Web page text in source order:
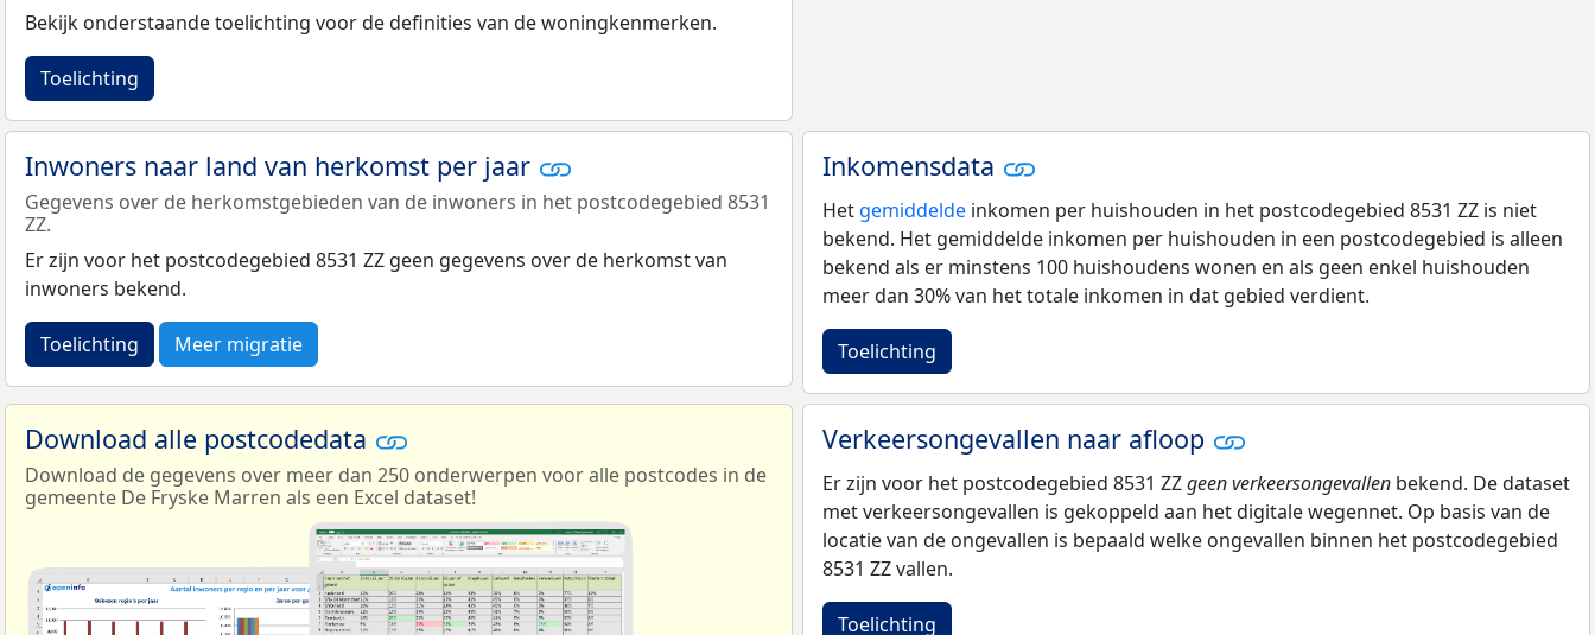
Bekijk onderstaande toelichting voor de definities van de woningkenmerken.
Toelichting
Inwoners naar land van herkomst per jaar
Gegevens over de herkomstgebieden van de inwoners in het postcodegebied 8531
ZZ.
Er zijn voor het postcodegebied 8531 ZZ geen gegevens over de herkomst van
inwoners bekend.
Toelichting Meer migratie
Inkomensdata
Het gemiddelde inkomen per huishouden in het postcodegebied 8531 ZZ is niet
bekend. Het gemiddelde inkomen per huishouden in een postcodegebied is alleen
bekend als er minstens 100 huishoudens wonen en als geen enkel huishouden
meer dan 30% van het totale inkomen in dat gebied verdient.
Toelichting
Download alle postcodedata
Download de gegevens over meer dan 250 onderwerpen voor alle postcodes in de
gemeente De Fryske Marren als een Excel dataset!
Verkeersongevallen naar afloop
Er zijn voor het postcodegebied 8531 ZZgeen verkeersongevallen bekend. De dataset
met verkeersongevallen is gekoppeld aan het digitale wegennet. Op basis van de
locatie van de ongevallen is bepaald welke ongevallen binnen het postcodegebied
8531 ZZ vallen.
Toelichting